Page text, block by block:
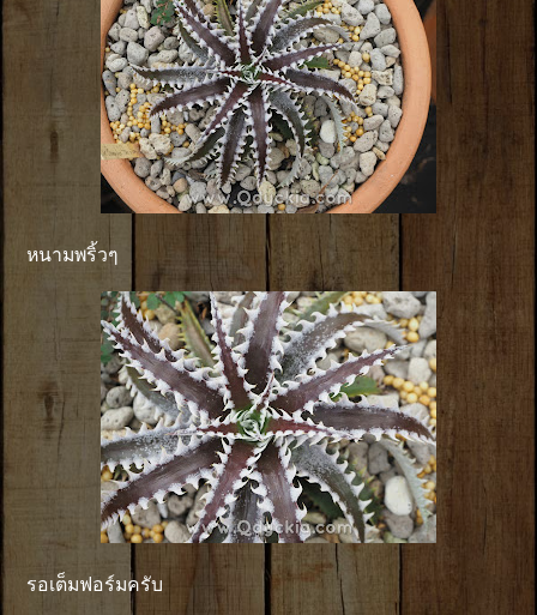
หนามพริ้วๆ
รอเต็มฟอร์มครับ